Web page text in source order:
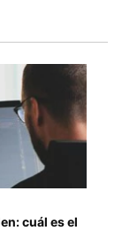
cuál es el